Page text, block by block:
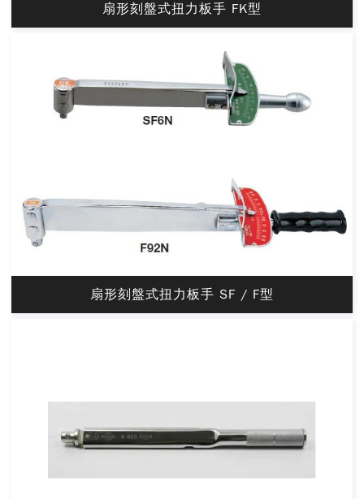
扇形刻盤式扭力板手 FK型
扇形刻盤式扭力板手 SF / F型